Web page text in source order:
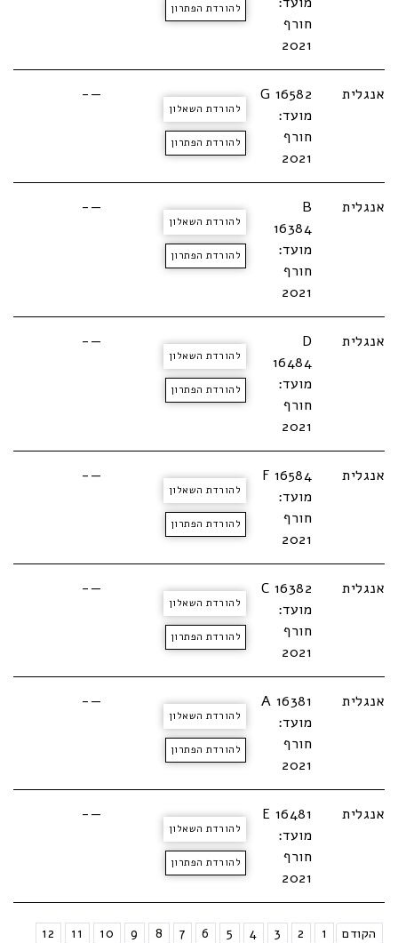
חורף
2021
להורדת הפתרון
אנגלית
G 16582
מועד:
חורף
2021
להורדת השאלון
להורדת הפתרון
—-
אנגלית
B
16384
מועד:
חורף
2021
להורדת השאלון
להורדת הפתרון
—-
אנגלית
D
16484
מועד:
חורף
2021
להורדת השאלון
להורדת הפתרון
—-
אנגלית
F 16584
מועד:
חורף
2021
להורדת השאלון
להורדת הפתרון
—-
אנגלית
C 16382
מועד:
חורף
2021
להורדת השאלון
להורדת הפתרון
—-
אנגלית
A 16381
מועד:
חורף
2021
להורדת השאלון
להורדת הפתרון
—-
אנגלית
E 16481
מועד:
חורף
2021
להורדת השאלון
להורדת הפתרון
—-
הקודם 1
2
3
4
5
6
7
8
9
10
11
12